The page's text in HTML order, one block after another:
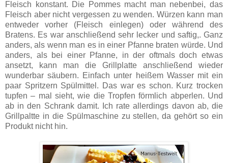
Fleisch konstant. Die Pommes macht man nebenbei, das
Fleisch aber nicht vergessen zu wenden. Würzen kann man
entweder vorher (Fleisch einlegen) oder während des
Bratens. Es war anschließend sehr lecker und saftig,. Ganz
anders, als wenn man es in einer Pfanne braten würde. Und
anders, als bei einer Pfanne, in der oftmals doch etwas
ansetzt, kann man die Grillplatte anschließend wieder
wunderbar säubern. Einfach unter heißem Wasser mit ein
paar Spritzern Spülmittel. Das war es schon. Kurz trocken
tupfen – mal sieht, wie die Tropfen förmlich abperlen. Und
ab in den Schrank damit. Ich rate allerdings davon ab, die
Grillpaltte in die Spülmaschine zu stellen, da gehört so ein
Produkt nicht hin.